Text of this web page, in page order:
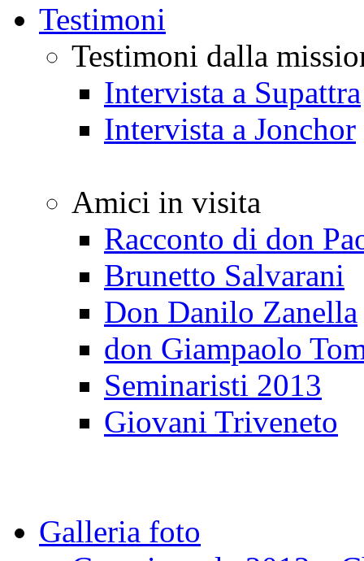
Testimoni
Testimoni dalla
Intervista a Supattra
Intervista a Jonchor
Amici in visita
Racconto di don
Brunetto Salvarani
Don Danilo Zanella
don Giampaolo
Seminaristi 2013
Giovani Triveneto
Galleria foto